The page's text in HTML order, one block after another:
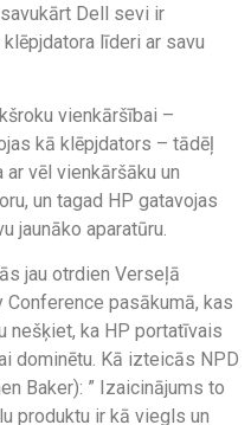
Dell sevi ir
līderi ar savu
vienkāršībai –
kā klēpjdators – tādēļ
vēl vienkāršāku un
un tagad HP gatavojas
jaunāko aparatūru.
jau otrdien Verseļā
pasākumā, kas
nešķiet, ka HP portatīvais
dominētu. Kā izteicās NPD
Baker): ” Izaicinājums to
produktu ir kā viegls un